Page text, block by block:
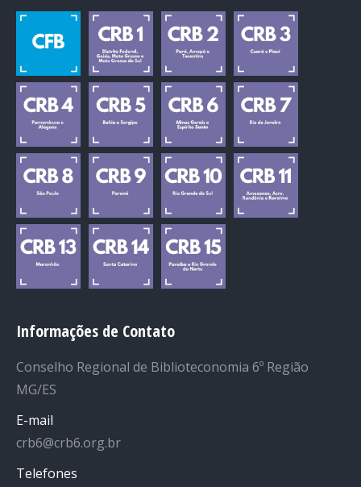
Informações de Contato
Conselho Regional de Biblioteconomia 6º Região
MG/ES
E-mail
crb6@crb6.org.br
Telefones